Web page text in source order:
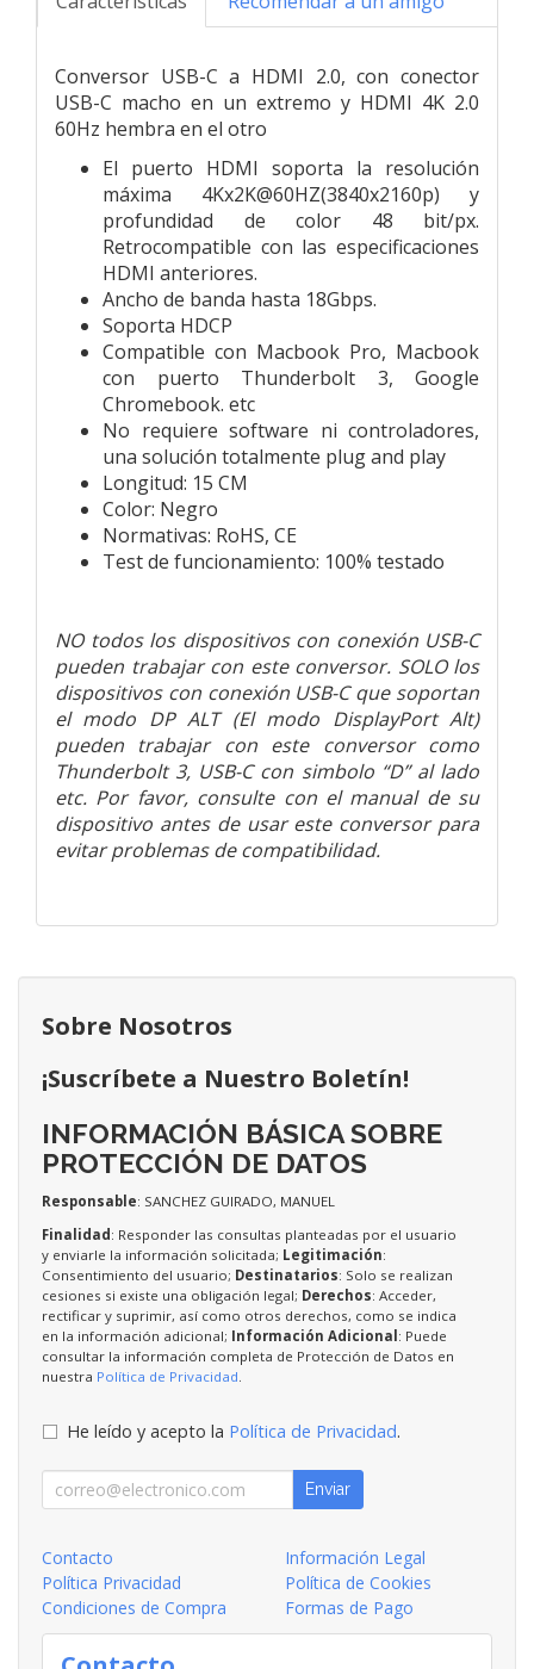
Conversor USB-C a HDMI 2.0, con conector
USB-C macho en un extremo y HDMI 4K 2.0
60Hz hembra en el otro
El puerto HDMI soporta la resolución
máxima 4Kx2K@60HZ(3840x2160p) y
profundidad de color 48 bit/px.
Retrocompatible con las especificaciones
HDMI anteriores.
Ancho de banda hasta 18Gbps.
Soporta HDCP
Compatible con Macbook Pro, Macbook
con puerto Thunderbolt 3, Google
Chromebook. etc
No requiere software ni controladores,
una solución totalmente plug and play
Longitud: 15 CM
Color: Negro
Normativas: RoHS, CE
Test de funcionamiento: 100% testado
NO todos los dispositivos con conexión USB-C
pueden trabajar con este conversor. SOLO los
dispositivos con conexión USB-C que soportan
el modo DP ALT (El modo DisplayPort Alt)
pueden trabajar con este conversor como
Thunderbolt 3, USB-C con simbolo “D” al lado
etc. Por favor, consulte con el manual de su
dispositivo antes de usar este conversor para
evitar problemas de compatibilidad.
Sobre Nosotros
¡Suscríbete a Nuestro Boletín!
INFORMACIÓN BÁSICA SOBRE
PROTECCIÓN DE DATOS
Responsable: SANCHEZ GUIRADO, MANUEL
Finalidad: Responder las consultas planteadas por el usuario
y enviarle la información solicitada; Legitimación:
Consentimiento del usuario; Destinatarios: Solo se realizan
cesiones si existe una obligación legal; Derechos: Acceder,
rectificar y suprimir, así como otros derechos, como se indica
en la información adicional; Información Adicional: Puede
consultar la información completa de Protección de Datos en
nuestra Política de Privacidad
He leído y acepto la Política de Privacidad.
Enviar
Contacto
Información Legal
Política Privacidad
Política de Cookies
Condiciones de Compra
Formas de Pago